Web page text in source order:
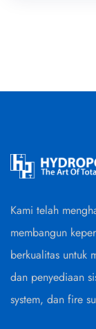
Kami telah
membangun
berkualitas untuk
dan penyediaan
system, dan fire